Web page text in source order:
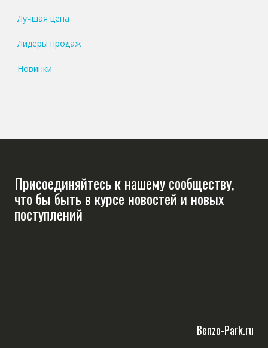
Лучшая цена
Лидеры продаж
Новинки
Присоединяйтесь к нашему сообществу,
что бы быть в курсе новостей и новых
поступлений
Benzo-Park.ru